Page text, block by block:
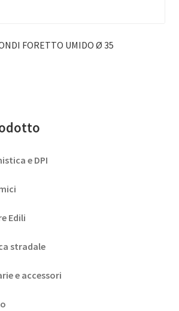
FORETTO UMIDO Ø 35
e DPI
Edili
stradale
e accessori